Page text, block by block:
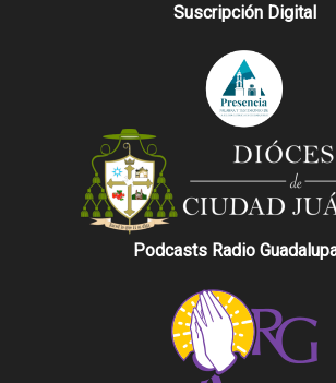
Suscripción Digital
Podcasts Radio